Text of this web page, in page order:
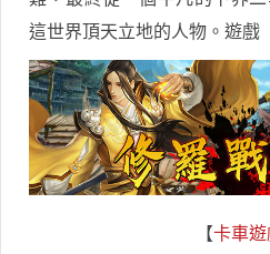
這世界頂天立地的人物。遊戲
【卡車